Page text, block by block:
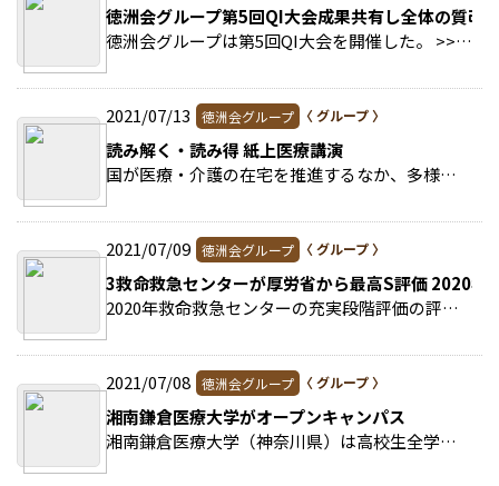
徳洲会グループ第5回QI大会成果共有し全体の質改
徳洲会グループは第5回QI大会を開催した。 >>続きを読む
2021/07/13 徳洲会グループ
読み解く・読み得 紙上医療講演
国が医療・介護の在宅を推進するなか、多様な在宅サービスが行われています。 >>続きを読む
2021/07/09 徳洲会グループ
3救命救急センターが厚労省から最高S評価 2020年
2020年救命救急センターの充実段階評価の評価結果を厚生労働省が公表。 >>続きを読む
2021/07/08 徳洲会グループ
湘南鎌倉医療大学がオープンキャンパス
湘南鎌倉医療大学（神奈川県）は高校生全学年を対象に夏のオープンキャンパスを開催する。 >>続きを読む